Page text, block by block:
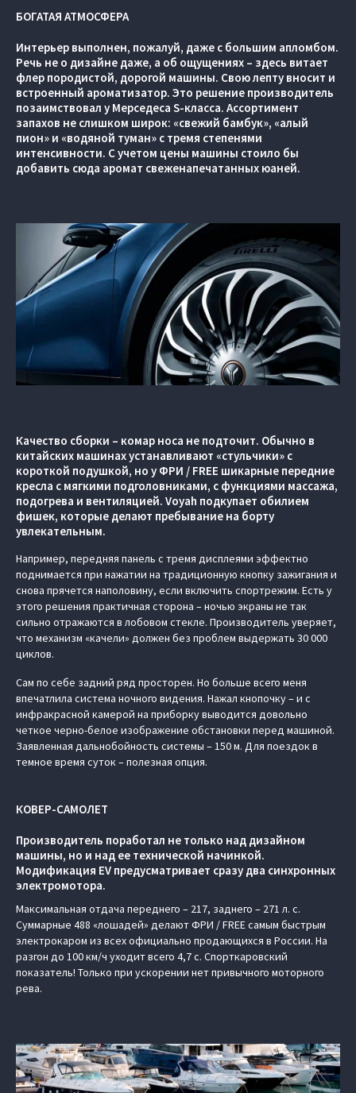
БОГАТАЯ АТМОСФЕРА
Интерьер выполнен, пожалуй, даже с большим апломбом.
Речь не о дизайне даже, а об ощущениях – здесь витает
флер породистой, дорогой машины. Свою лепту вносит и
встроенный ароматизатор. Это решение производитель
позаимствовал у Мерседеса S-класса. Ассортимент
запахов не слишком широк: «свежий бамбук», «алый
пион» и «водяной туман» с тремя степенями
интенсивности. С учетом цены машины стоило бы
добавить сюда аромат свеженапечатанных юаней.
Качество сборки – комар носа не подточит. Обычно в
китайских машинах устанавливают «стульчики» с
короткой подушкой, но у ФРИ / FREE шикарные передние
кресла с мягкими подголовниками, с функциями массажа,
подогрева и вентиляцией. Voyah подкупает обилием
фишек, которые делают пребывание на борту
увлекательным.
Например, передняя панель с тремя дисплеями эффектно
поднимается при нажатии на традиционную кнопку зажигания и
снова прячется наполовину, если включить спортрежим. Есть у
этого решения практичная сторона – ночью экраны не так
сильно отражаются в лобовом стекле. Производитель уверяет,
что механизм «качели» должен без проблем выдержать 30 000
циклов.
Сам по себе задний ряд просторен. Но больше всего меня
впечатлила система ночного видения. Нажал кнопочку – и с
инфракрасной камерой на приборку выводится довольно
четкое черно-белое изображение обстановки перед машиной.
Заявленная дальнобойность системы – 150 м. Для поездок в
темное время суток – полезная опция.
КОВЕР-САМОЛЕТ
Производитель поработал не только над дизайном
машины, но и над ее технической начинкой.
Модификация EV предусматривает сразу два синхронных
электромотора.
Максимальная отдача переднего – 217, заднего – 271 л. с.
Суммарные 488 «лошадей» делают ФРИ / FREE самым быстрым
электрокаром из всех официально продающихся в России. На
разгон до 100 км/ч уходит всего 4,7 с. Спорткаровский
показатель! Только при ускорении нет привычного моторного
рева.